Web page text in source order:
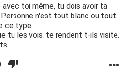
toi même, tu dois avoir ta
n'est tout blanc ou tout
ce type.
tu les vois, te rendent t-ils visite.
.